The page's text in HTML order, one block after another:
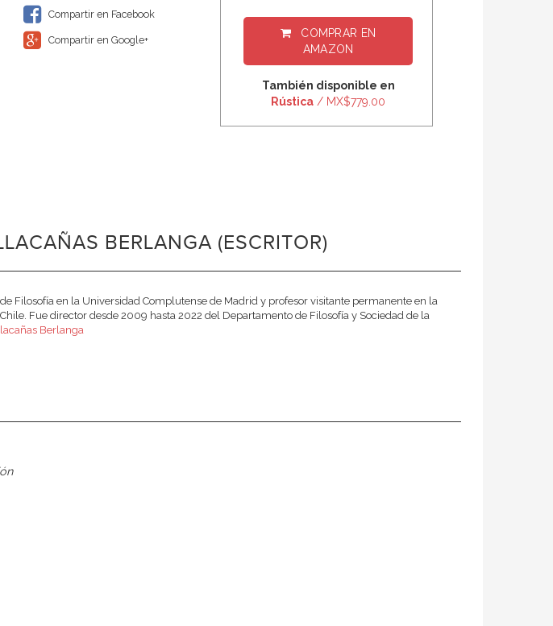
Compartir en Facebook
Compartir en Google+
COMPRAR EN
AMAZON
También disponible en
Rústica / MX$779.00
BERLANGA (ESCRITOR)
Filosofía en la Univer­sidad Complutense de Madrid y profesor visitante permanente en la
Fue director desde 2009 hasta 2022 del Departamento de Filosofía y Sociedad de la
Berlanga